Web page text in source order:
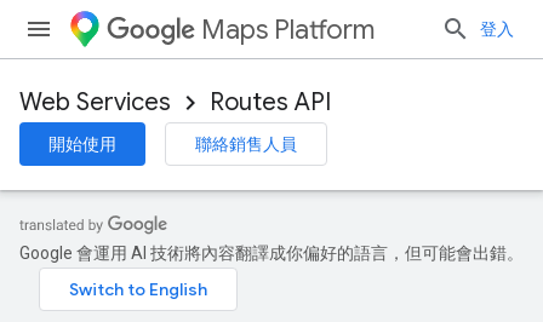
Maps Platform 登入
Web Services Routes API
開始使用 聯絡銷售人員
Google 會運用 AI 技術將內容翻譯成你偏好的語言，但可能會出錯。